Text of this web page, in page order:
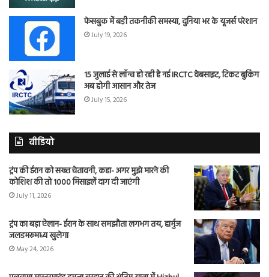
फेसबुक में बड़ी तकनीकी समस्या, दुनिया भर के यूजर्स परेशान
July 19, 2026
15 जुलाई से लॉन्च हो रही है नई IRCTC वेबसाइट, टिकट बुकिंग
अब होगी आसान और तेज
July 15, 2026
वीडियो
ट्रंप की ईरान को सख्त चेतावनी, कहा- अगर मुझे मारने की
कोशिश की तो 1000 मिसाइलें दाग दी जाएंगी
July 11, 2026
ट्रंप का बड़ा ऐलान- ईरान के साथ समझौता लगभग तय, हार्मुज
जलडमरूमध्य खुलेगा
May 24, 2026